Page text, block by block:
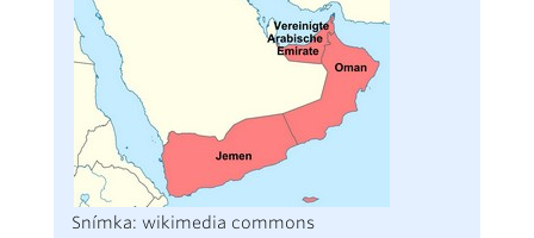
Snímka: wikimedia commons